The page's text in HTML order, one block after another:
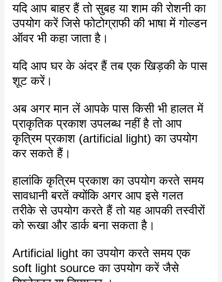
यदि आप बाहर हैं तो सुबह या शाम की रोशनी का
उपयोग करें जिसे फोटोग्राफी की भाषा में गोल्डन
ऑवर भी कहा जाता है।
यदि आप घर के अंदर हैं तब एक खिड़की के पास
शूट करें।
अब अगर मान लें आपके पास किसी भी हालत में
प्राकृतिक प्रकाश उपलब्ध नहीं है तो आप
कृत्रिम प्रकाश (artificial light) का उपयोग
कर सकते हैं।
हालांकि कृत्रिम प्रकाश का उपयोग करते समय
सावधानी बरतें क्योंकि अगर आप इसे गलत
तरीके से उपयोग करते हैं तो यह आपकी तस्वीरों
को रूखा और डार्क बना सकता है।
Artificial light का उपयोग करते समय एक
soft light source का उपयोग करें जैसे